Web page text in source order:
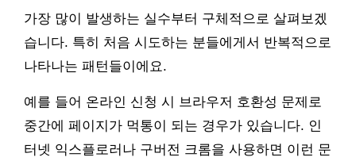
가장 많이 발생하는 실수부터 구체적으로 살펴보겠
습니다. 특히 처음 시도하는 분들에게서 반복적으로
나타나는 패턴들이에요.
예를 들어 온라인 신청 시 브라우저 호환성 문제로
중간에 페이지가 먹통이 되는 경우가 있습니다. 인
터넷 익스플로러나 구버전 크롬을 사용하면 이런 문